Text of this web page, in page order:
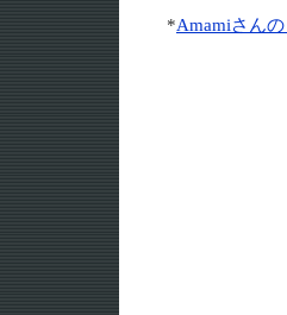
*Amamiさん